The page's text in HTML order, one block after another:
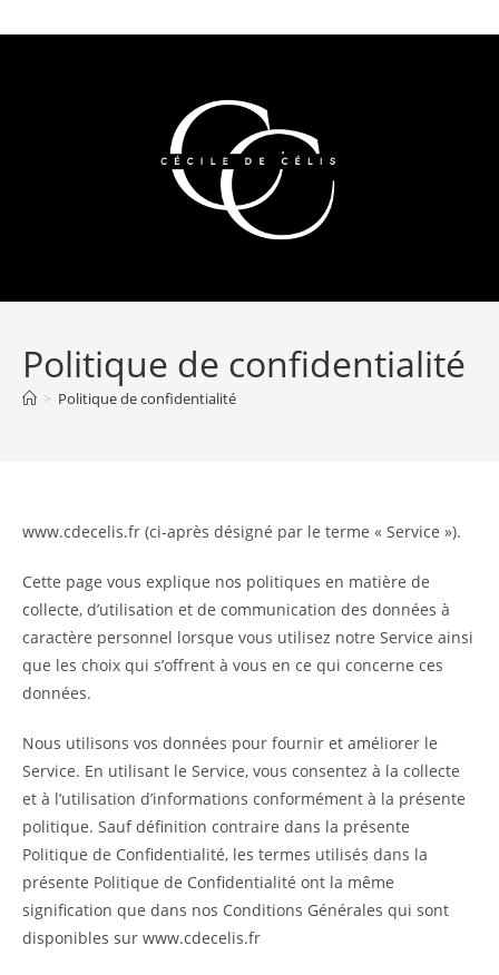
Politique de confidentialité
> Politique de confidentialité
www.cdecelis.fr (ci-après désigné par le terme « Service »).
Cette page vous explique nos politiques en matière de
collecte, d’utilisation et de communication des données à
caractère personnel lorsque vous utilisez notre Service ainsi
que les choix qui s’offrent à vous en ce qui concerne ces
données.
Nous utilisons vos données pour fournir et améliorer le
Service. En utilisant le Service, vous consentez à la collecte
et à l’utilisation d’informations conformément à la présente
politique. Sauf définition contraire dans la présente
Politique de Confidentialité, les termes utilisés dans la
présente Politique de Confidentialité ont la même
signification que dans nos Conditions Générales qui sont
disponibles sur www.cdecelis.fr